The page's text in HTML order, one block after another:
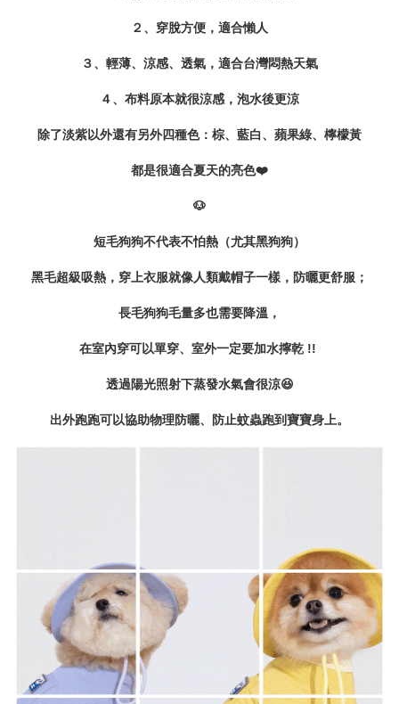
２、穿脫方便，適合懶人
３、輕薄、涼感、透氣，適合台灣悶熱天氣
４、布料原本就很涼感，泡水後更涼
除了淡紫以外還有另外四種色：棕、藍白、蘋果綠、檸檬黃
都是很適合夏天的亮色❤️
🐶
短毛狗狗不代表不怕熱（尤其黑狗狗）
黑毛超級吸熱，穿上衣服就像人類戴帽子一樣，防曬更舒服；
長毛狗狗毛量多也需要降溫，
在室內穿可以單穿、室外一定要加水擰乾 !!
透過陽光照射下蒸發水氣會很涼😆
出外跑跑可以協助物理防曬、防止蚊蟲跑到寶寶身上。